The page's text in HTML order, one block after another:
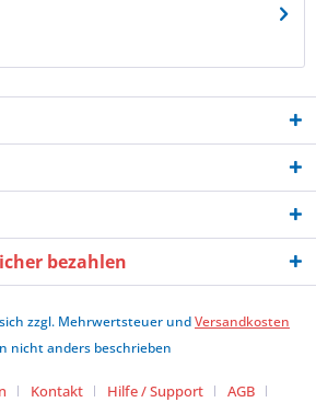
bezahlen
zzgl. Mehrwertsteuer undVersandkosten
nicht anders beschrieben
Kontakt Hilfe / Support
AGB